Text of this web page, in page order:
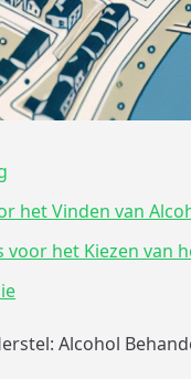
het Vinden van
voor het Kiezen van
Alcohol